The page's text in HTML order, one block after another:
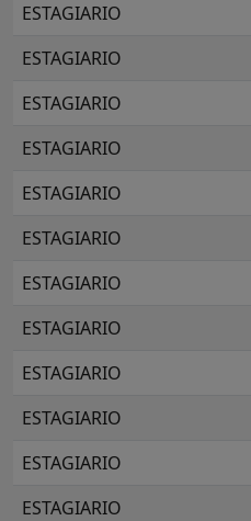
ESTAGIARIO
ESTAGIARIO
ESTAGIARIO
ESTAGIARIO
ESTAGIARIO
ESTAGIARIO
ESTAGIARIO
ESTAGIARIO
ESTAGIARIO
ESTAGIARIO
ESTAGIARIO
ESTAGIARIO